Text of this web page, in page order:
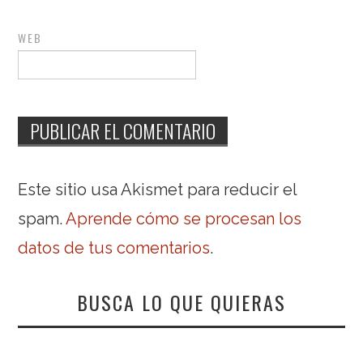
WEB
Este sitio usa Akismet para reducir el
spam.Aprende cómo se procesan los
datos de tus comentarios.
BUSCA LO QUE QUIERAS